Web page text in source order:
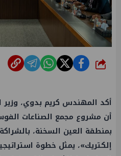
شارك
أكد المهندس كريم بدوي، وزير
أن مشروع مجمع الصناعات
بمنطقة العين السخنة،
إلكتريك»، يمثل خطوة